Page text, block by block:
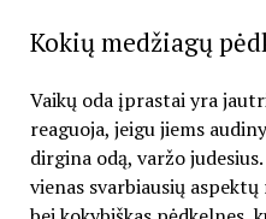
Kokių medžiagų
Vaikų oda įprastai yra
reaguoja, jeigu jiems
dirgina odą, varžo
vienas svarbiausių